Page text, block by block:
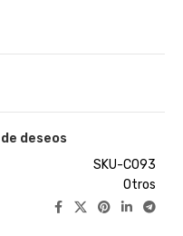
deseos
SKU-C093
Otros